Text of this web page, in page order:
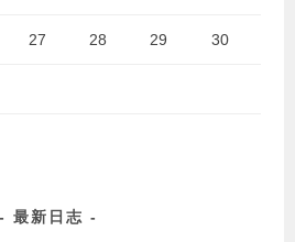
27 28 29 30
最新日志